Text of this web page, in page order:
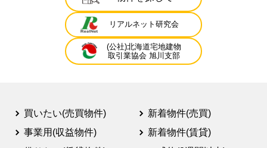
リアルネット研究会
(公社)北海道宅地建物
取引業協会 旭川支部
買いたい(売買物件)
事業用(収益物件)
新着物件(売買)
新着物件(賃貸)